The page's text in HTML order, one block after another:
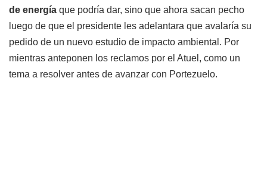
de energía que podría dar, sino que ahora sacan pecho
luego de que el presidente les adelantara que avalaría su
pedido de un nuevo estudio de impacto ambiental. Por
mientras anteponen los reclamos por el Atuel, como un
tema a resolver antes de avanzar con Portezuelo.